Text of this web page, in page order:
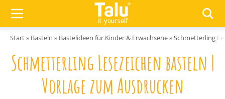
Start» Basteln » Bastelideen für Kinder & Erwachsene»Schmetterling
Schmetterling Lesezeichen basteln |
Vorlage zum Ausdrucken